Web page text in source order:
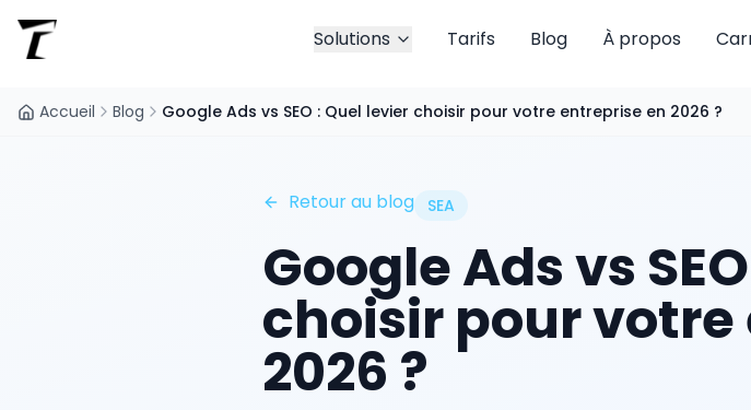
Solutions Tarifs Blog À propos
Accueil Blog Google Ads vs SEO : Quel levier choisir pour votre entreprise en 2026 ?
Retour au blog SEA
Google Ads vs
choisir pour
2026 ?